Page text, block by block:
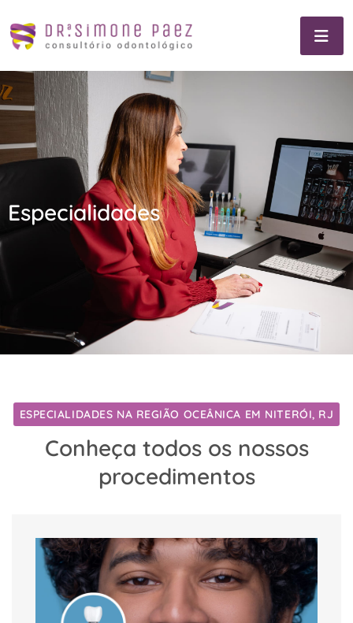
Especialidades
ESPECIALIDADES NA REGIÃO OCEÂNICA EM NITERÓI, RJ
Conheça todos os nossos
procedimentos